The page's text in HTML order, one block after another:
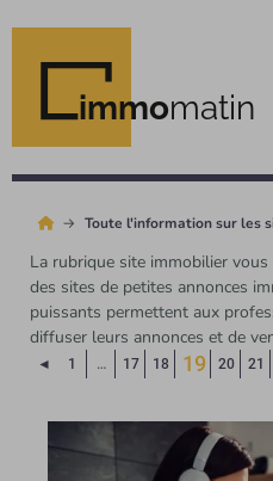
immomatin
Toute l'information sur les
La rubrique site immobilier
des sites de petites annonces
puissants permettent aux
diffuser leurs annonces et de
◄ Page précédente
1 … 17 18
19
20 21